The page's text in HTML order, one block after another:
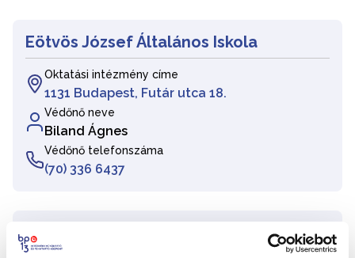
Eötvös József Általános Iskola
Oktatási intézmény címe
1131 Budapest, Futár utca 18.
Védőnő neve
Biland Ágnes
Védőnő telefonszáma
(70) 336 6437
Pannónia Általános Iskola